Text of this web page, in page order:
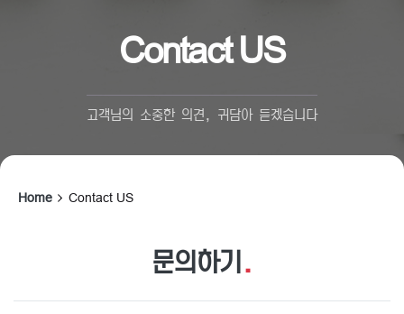
Contact US
고객님의 소중한 의견, 귀담아 듣겠습니다
Home Contact US
문의하기 .